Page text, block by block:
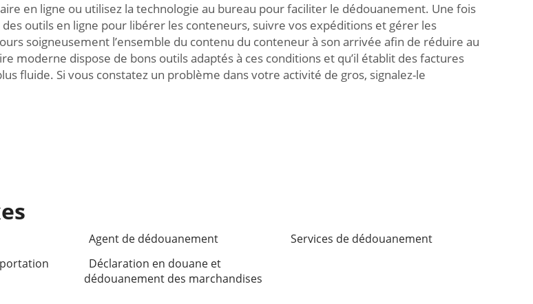
en ligne ou utilisez la technologie au bureau pour faciliter le dédouanement. Une fois
outils en ligne pour libérer les conteneurs, suivre vos expéditions et gérer les
soigneusement l’ensemble du contenu du conteneur à son arrivée afin de réduire au
moderne dispose de bons outils adaptés à ces conditions et qu’il établit des factures
fluide. Si vous constatez un problème dans votre activité de gros, signalez-le
Agent de dédouanement
Services de dédouanement
Déclaration en douane et
dédouanement des marchandises